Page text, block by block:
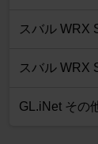
スバル WRX
スバル WRX
GL.iNet その